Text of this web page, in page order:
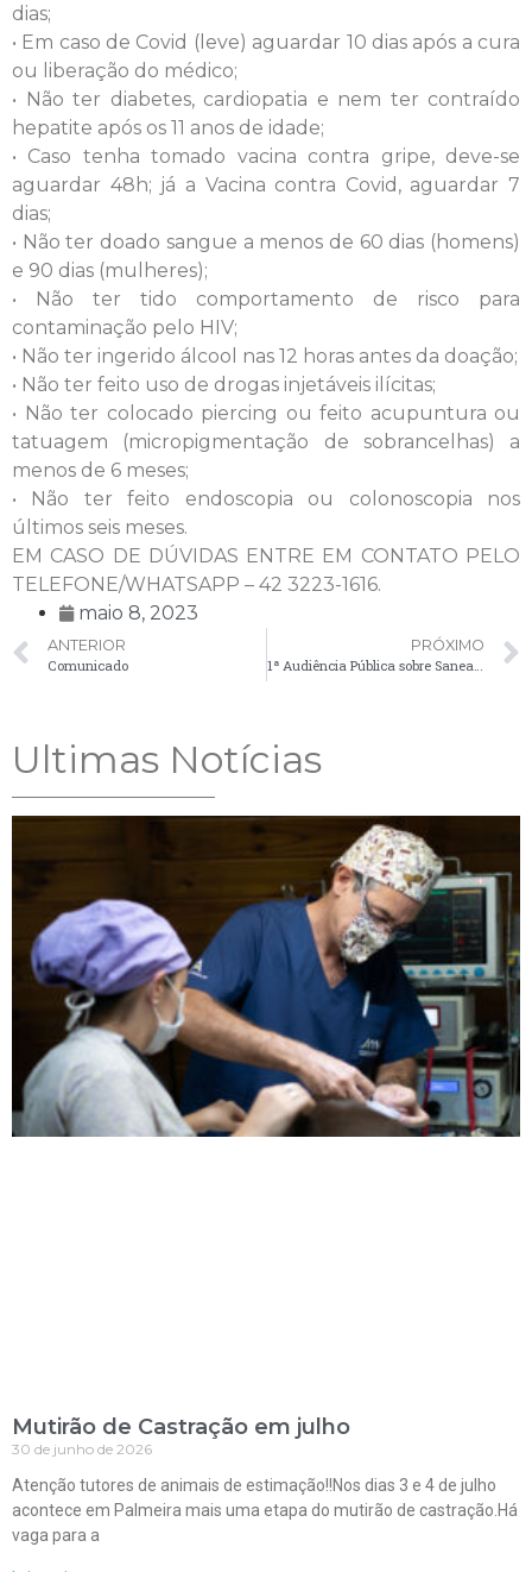
dias;
• Em caso de Covid (leve) aguardar 10 dias após a cura
ou liberação do médico;
• Não ter diabetes, cardiopatia e nem ter contraído
hepatite após os 11 anos de idade;
• Caso tenha tomado vacina contra gripe, deve-se
aguardar 48h; já a Vacina contra Covid, aguardar 7
dias;
• Não ter doado sangue a menos de 60 dias (homens)
e 90 dias (mulheres);
• Não ter tido comportamento de risco para
contaminação pelo HIV;
• Não ter ingerido álcool nas 12 horas antes da doação;
• Não ter feito uso de drogas injetáveis ilícitas;
• Não ter colocado piercing ou feito acupuntura ou
tatuagem (micropigmentação de sobrancelhas) a
menos de 6 meses;
• Não ter feito endoscopia ou colonoscopia nos
últimos seis meses.
EM CASO DE DÚVIDAS ENTRE EM CONTATO PELO
TELEFONE/WHATSAPP – 42 3223-1616.
maio 8, 2023
ANTERIOR
Comunicado
PRÓXIMO
Ultimas Notícias
Mutirão de Castração em julho
30 de junho de 2026
Atenção tutores de animais de estimação!!Nos dias 3 e 4 de julho
acontece em Palmeira mais uma etapa do mutirão de castração.Há
vaga para a